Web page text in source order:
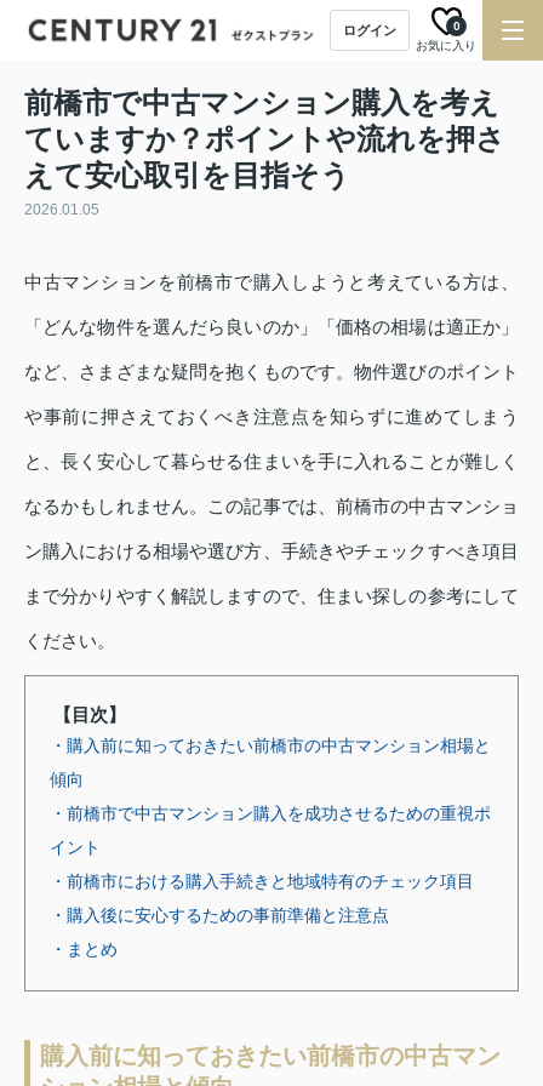
ログイン
お気に入り
0
前橋市で中古マンション購入を考え
ていますか？ポイントや流れを押さ
えて安心取引を目指そう
2026.01.05
中古マンションを前橋市で購入しようと考えている方は、
「どんな物件を選んだら良いのか」「価格の相場は適正か」
など、さまざまな疑問を抱くものです。物件選びのポイント
や事前に押さえておくべき注意点を知らずに進めてしまう
と、長く安心して暮らせる住まいを手に入れることが難しく
なるかもしれません。この記事では、前橋市の中古マンショ
ン購入における相場や選び方、手続きやチェックすべき項目
まで分かりやすく解説しますので、住まい探しの参考にして
ください。
【目次】
・購入前に知っておきたい前橋市の中古マンション相場と
傾向
・前橋市で中古マンション購入を成功させるための重視ポ
イント
・前橋市における購入手続きと地域特有のチェック項目
・購入後に安心するための事前準備と注意点
・まとめ
購入前に知っておきたい前橋市の中古マン